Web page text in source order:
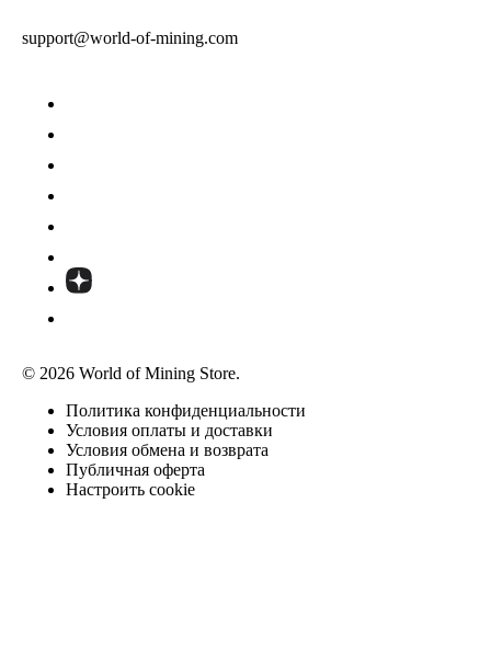
support@world-of-mining.com
© 2026 World of Mining Store.
Политика конфиденциальности
Условия оплаты и доставки
Условия обмена и возврата
Публичная оферта
Настроить cookie